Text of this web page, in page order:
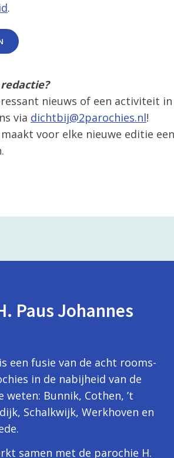
.
nieuws of een activiteit in
via dichtbij@2parochies.nl!
voor elke nieuwe editie
Paus Johannes
een fusie van de acht rooms-
in de nabijheid van de
weten: Bunnik, Cothen, ’t
Schalkwijk, Werkhoven en
samen met de parochie H.